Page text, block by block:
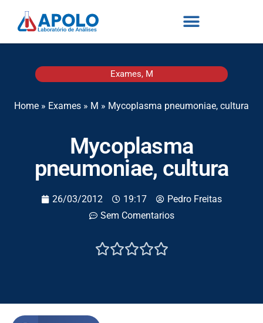
Exames, M
Home » Exames » M » Mycoplasma pneumoniae, cultura
Mycoplasma
pneumoniae, cultura
26/03/2012 19:17
Pedro Freitas
Sem Comentarios
